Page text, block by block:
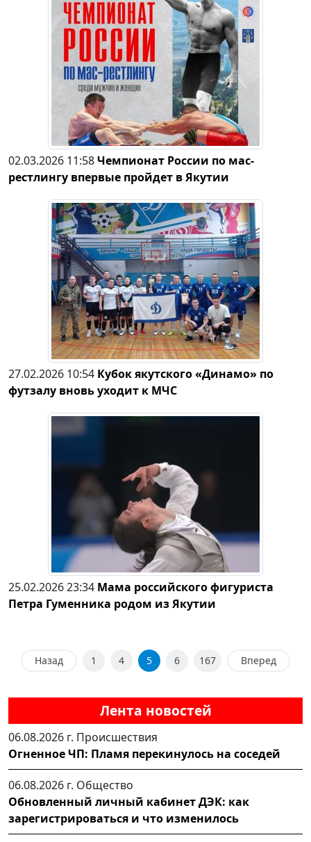
Лента новостей
06.08.2026 г. Происшествия
Огненное ЧП: Пламя перекинулось на соседей
06.08.2026 г. Общество
Обновленный личный кабинет ДЭК: как
зарегистрироваться и что изменилось
02.03.2026 11:58Чемпионат России по мас-
рестлингу впервые пройдет в Якутии
27.02.2026 10:54 Кубок якутского «Динамо» по
футзалу вновь уходит к МЧС
25.02.2026 23:34 Мама российского фигуриста
Петра Гуменника родом из Якутии
Назад 1 4 5 6 167 Вперед